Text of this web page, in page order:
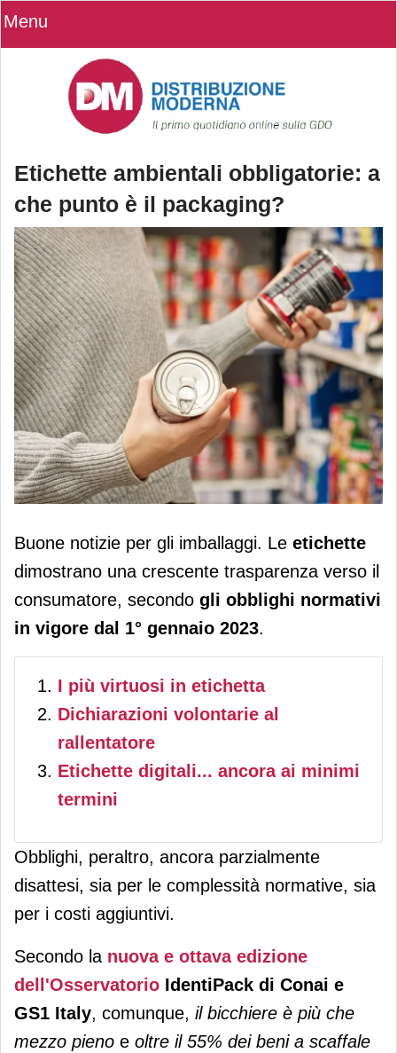
Menu
Etichette ambientali obbligatorie: a
che punto è il packaging?
Etichette ambientali obbligatorie: a
che punto è il packaging?
Buone notizie per gli imballaggi. Le etichette
dimostrano una crescente trasparenza verso il
consumatore, secondo gli obblighi normativi
in vigore dal 1° gennaio 2023.
I più virtuosi in etichetta
Dichiarazioni volontarie al
rallentatore
Etichette digitali... ancora ai minimi
termini
Obblighi, peraltro, ancora parzialmente
disattesi, sia per le complessità normative, sia
per i costi aggiuntivi.
Secondo la nuova e ottava edizione
dell'Osservatorio IdentiPack di Conai e
GS1 Italy, comunque, il bicchiere è più che
mezzo pieno e oltre il 55% dei beni a scaffale